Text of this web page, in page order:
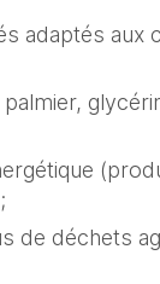
adaptés aux
de déchets